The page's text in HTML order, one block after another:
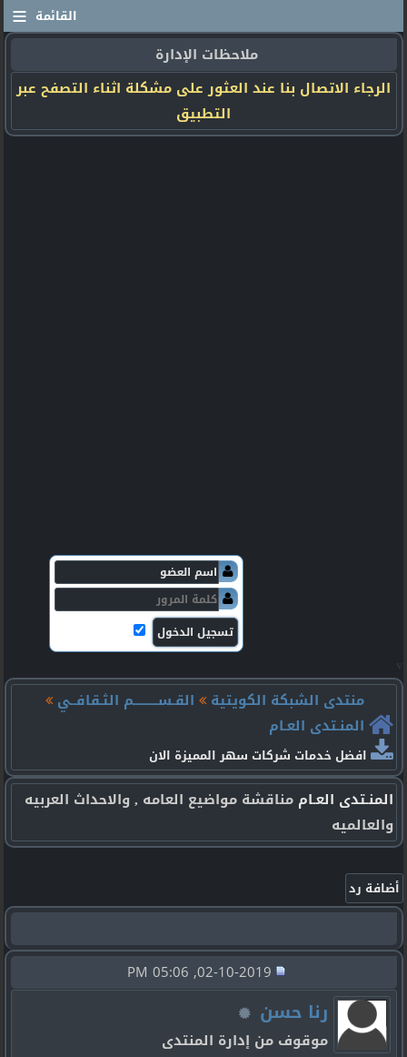
≡ القائمة
ملاحظات الإدارة
الرجاء الاتصال بنا عند العثور على مشكلة اثناء التصفح عبر
التطبيق
منتدى الشبكة الكويتية
القـســـــــــم الثـقافــي
المنـتدى العـام
افضل خدمات شركات سهر المميزة الان
المنـتدى العـام مناقشة مواضيع العامه , والاحداث العربيه
والعالميه
رنا حسن
موقوف من إدارة المنتدى